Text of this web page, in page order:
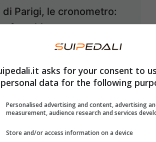
di Parigi, le cronometro:
favoriti
27 Luglio 2024
asks for your consent to
personal data for the following
Personalised advertising and content, advertising
measurement, audience research and services
Store and/or access information on a device